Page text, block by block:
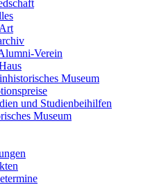
Verein
Museum
und Studienbeihilfen
Museum